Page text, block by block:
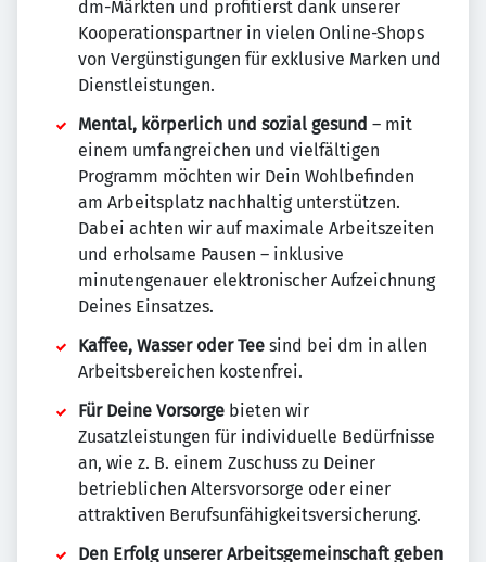
dm-Märkten und profitierst dank unserer
Kooperationspartner in vielen Online-Shops
von Vergünstigungen für exklusive Marken und
Dienstleistungen.
Mental, körperlich und sozial gesund – mit
einem umfangreichen und vielfältigen
Programm möchten wir Dein Wohlbefinden
am Arbeitsplatz nachhaltig unterstützen.
Dabei achten wir auf maximale Arbeitszeiten
und erholsame Pausen – inklusive
minutengenauer elektronischer Aufzeichnung
Deines Einsatzes.
Kaffee, Wasser oder Tee sind bei dm in allen
Arbeitsbereichen kostenfrei.
Für Deine Vorsorge bieten wir
Zusatzleistungen für individuelle Bedürfnisse
an, wie z. B. einem Zuschuss zu Deiner
betrieblichen Altersvorsorge oder einer
attraktiven Berufsunfähigkeitsversicherung.
Den Erfolg unserer Arbeitsgemeinschaft geben